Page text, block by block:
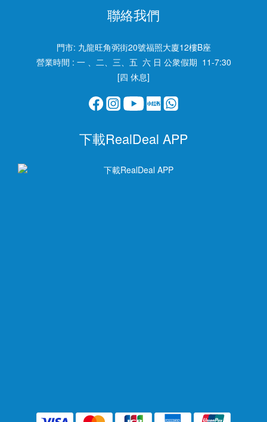
聯絡我們
門市: 九龍旺角弼街20號福照大廈12樓B座
營業時間 : 一 、二、三、五 六 日 公衆假期 11-7:30
[四 休息]
下載RealDeal APP